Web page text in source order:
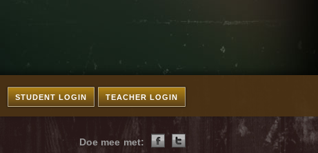
TEACHER LOGIN
STUDENT LOGIN
Doe mee met: